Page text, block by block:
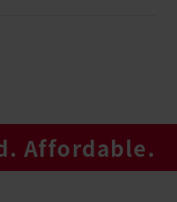
Affordable.